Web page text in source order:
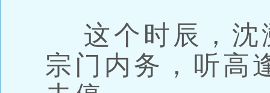
这个时辰，沈
宗门内务，听高